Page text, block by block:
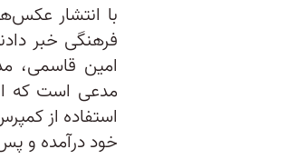
‏با انتشار
فرهنگی خبر
امین قاسمی،
مدعی است که
استفاده از
خود درآمده و